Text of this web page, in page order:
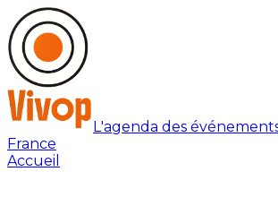
L'agenda des
France
Accueil